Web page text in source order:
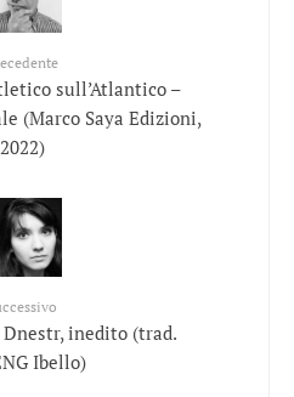
sull’Atlantico –
(Marco Saya Edizioni,
2022)
inedito (trad.
Ibello)